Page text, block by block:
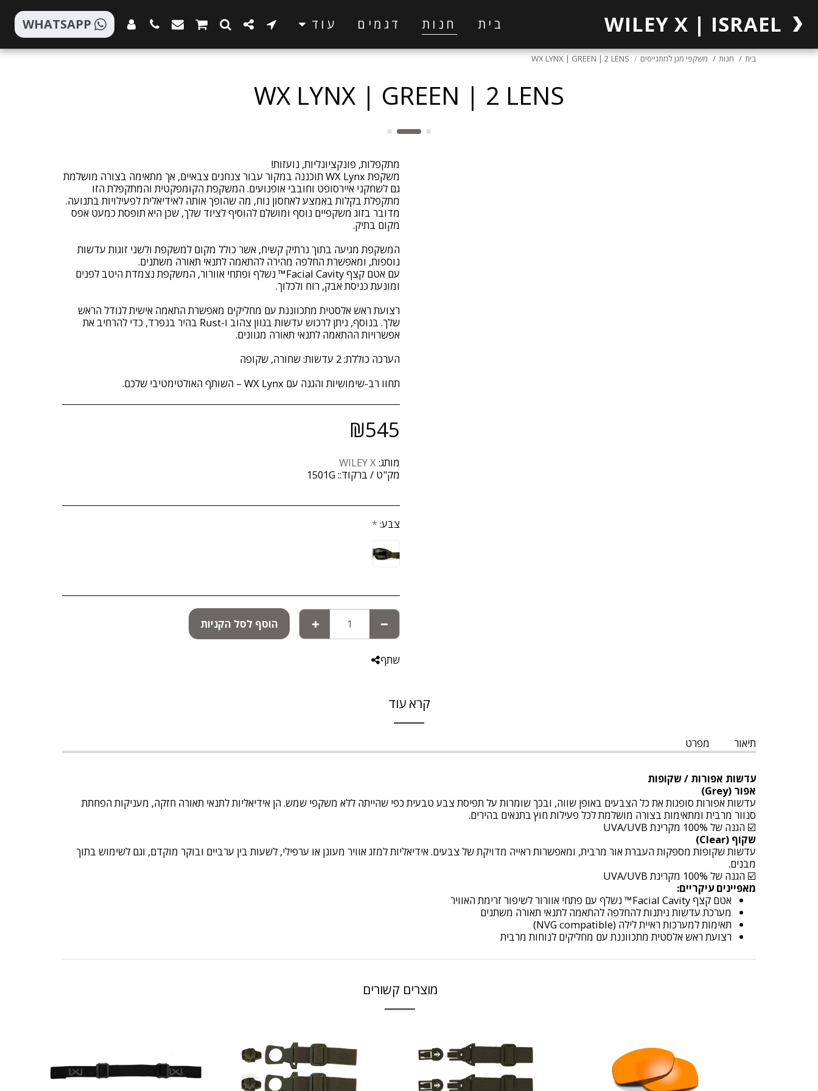
WILEY X | ISRAEL בית חנות דגמים עוד WHATSAPP
בית חנות משקפי מגן למתגייסים WX LYNX | GREEN | 2 LENS
WX LYNX | GREEN | 2 LENS
משקפת WX Lynx תוכננה במקור עבור צנחנים צבאיים, אך מתאימה בצורה מושלמת
גם לשחקני איירסופט וחובבי אופנועים. המשקפת הקומפקטית והמתקפלת הזו
מתקפלת בקלות באמצע לאחסון נוח, מה שהופך אותה לאידיאלית לפעילויות בתנועה.
מדובר בזוג משקפיים נוסף ומושלם להוסיף לציוד שלך, שכן היא תופסת כמעט אפס
המשקפת מגיעה בתוך נרתיק קשיח, אשר כולל מקום למשקפת ולשני זוגות עדשות
עם אטם קצף Facial Cavity™ נשלף ופתחי אוורור, המשקפת נצמדת היטב לפנים
רצועת ראש אלסטית מתכווננת עם מחליקים מאפשרת התאמה אישית לגודל הראש
שלך. בנוסף, ניתן לרכוש עדשות בגוון צהוב ו-Rust בהיר בנפרד, כדי להרחיב את
תחוו רב-שימושיות והגנה עם WX Lynx – השותף האולטימטיבי שלכם.
₪545
מותג:WILEY X
מק"ט / ברקוד::1501G
צבע:*
הוסף לסל הקניות
שתף
קרא עוד
תיאור מפרט
עדשות אפורות / שקופות
אפור (Grey)
עדשות אפורות סופגות את כל הצבעים באופן שווה, ובכך שומרות על תפיסת צבע טבעית כפי שהייתה ללא משקפי שמש. הן אידיאליות לתנאי תאורה חזקה, מעניקות הפחתת
סנוור מרבית ומתאימות בצורה מושלמת לכל פעילות חוץ בתנאים בהירים.
☑️ הגנה של 100% מקרינת UVA/UVB
שקוף (Clear)
עדשות שקופות מספקות העברת אור מרבית, ומאפשרות ראייה מדויקת של צבעים. אידיאליות למזג אוויר מעונן או ערפילי, לשעות בין ערביים ובוקר מוקדם, וגם לשימוש בתוך
מבנים.
☑️ הגנה של 100% מקרינת UVA/UVB
מאפיינים עיקריים:
אטם קצף Facial Cavity™ נשלף עם פתחי אוורור לשיפור זרימת האוויר
מערכת עדשות ניתנות להחלפה להתאמה לתנאי תאורה משתנים
תאימות למערכות ראיית לילה (NVG compatible)
רצועת ראש אלסטית מתכווננת עם מחליקים לנוחות מרבית
מוצרים קשורים